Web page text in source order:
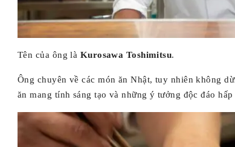
Tên của ông là Kurosawa Toshimitsu.
Ông chuyên về các món ăn Nhật, tuy nhiên không
ăn mang tính sáng tạo và những ý tưởng độc đáo